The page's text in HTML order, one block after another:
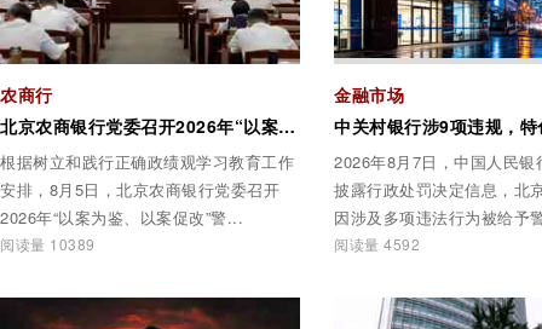
农商行
北京农商银行党委召开2026年“以案为鉴、以案促改”警示教育大会
根据树立和践行正确政绩观学习教育工作
安排，8月5日，北京农商银行党委召开
2026年“以案为鉴、以案促改”警...
阅读量 10389
金融市场
2026年8月7日，中国人民银
披露行政处罚决定信息，北
因涉及多项违法行为被给予
阅读量 4592